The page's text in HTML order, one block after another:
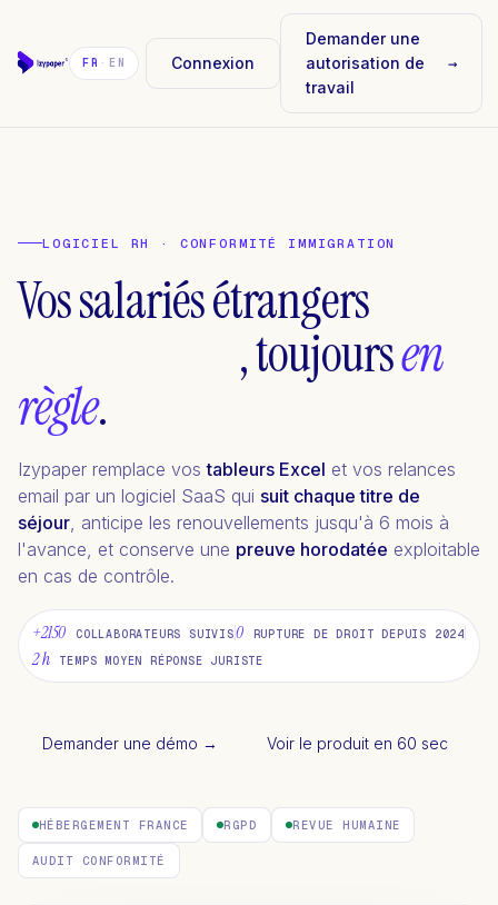
FR · EN Connexion
Demander une
autorisation de
travail
→
LOGICIEL RH · CONFORMITÉ IMMIGRATION
Vos salariés étrangers
déjà en poste
à recruter
, toujoursen
règle.
Izypaper remplace vostableurs Excel et vos relances
email par un logiciel SaaS qui suit chaque titre de
séjour , anticipe les renouvellements jusqu'à 6 mois à
l'avance, et conserve une preuve horodatée exploitable
en cas de contrôle.
+2150 COLLABORATEURS SUIVIS0 RUPTURE DE DROIT DEPUIS 2024
2 h TEMPS MOYEN RÉPONSE JURISTE
Demander une démo → Voir le produit en 60 sec
HÉBERGEMENT FRANCE RGPD REVUE HUMAINE
AUDIT CONFORMITÉ